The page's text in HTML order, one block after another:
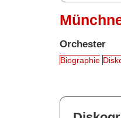
Orchester
Biographie